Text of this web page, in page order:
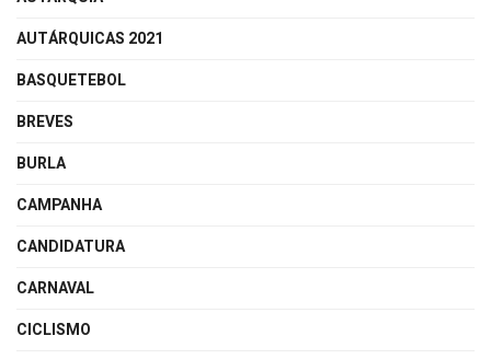
AUTÁRQUICAS 2021
BASQUETEBOL
BREVES
BURLA
CAMPANHA
CANDIDATURA
CARNAVAL
CICLISMO